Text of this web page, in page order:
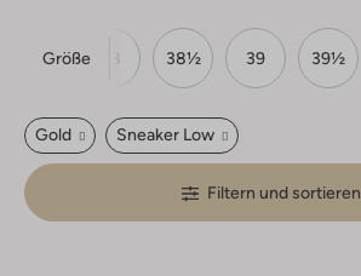
Größe
37½ 38 38½ 39 39½
Gold Sneaker Low
Filtern und sortieren